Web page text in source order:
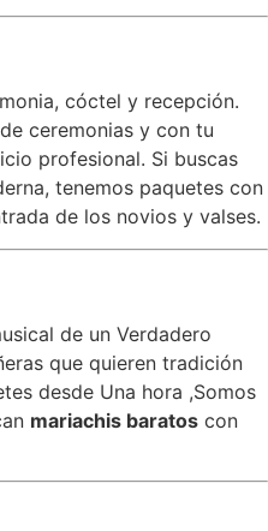
cóctel y recepción.
ceremonias y con tu
profesional. Si buscas
tenemos paquetes con
de los novios y valses.
de un Verdadero
que quieren tradición
desde Una hora ,Somos
mariachis baratos con